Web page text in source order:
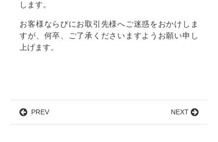
します。
お客様ならびにお取引先様へご迷惑をおかけしま
すが、何卒、ご了承くださいますようお願い申し
上げます。
PREV NEXT